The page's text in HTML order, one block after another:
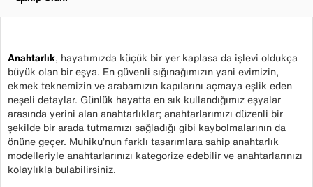
Anahtarlık, hayatımızda küçük bir yer kaplasa da işlevi oldukça
büyük olan bir eşya. En güvenli sığınağımızın yani evimizin,
ekmek teknemizin ve arabamızın kapılarını açmaya eşlik eden
neşeli detaylar. Günlük hayatta en sık kullandığımız eşyalar
arasında yerini alan anahtarlıklar; anahtarlarımızı düzenli bir
şekilde bir arada tutmamızı sağladığı gibi kaybolmalarının da
önüne geçer. Muhiku’nun farklı tasarımlara sahip anahtarlık
modelleriyle anahtarlarınızı kategorize edebilir ve anahtarlarınızı
kolaylıkla bulabilirsiniz.